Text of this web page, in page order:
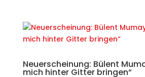
Neuerscheinung: Bülent
mich hinter Gitter bringen“